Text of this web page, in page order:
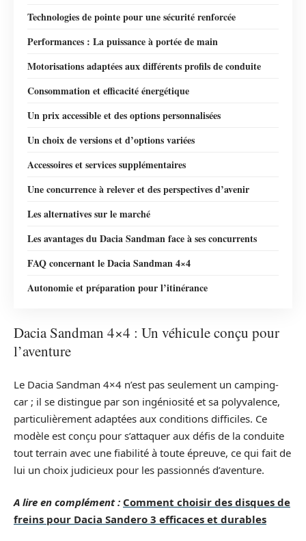
Technologies de pointe pour une sécurité renforcée
Performances : La puissance à portée de main
Motorisations adaptées aux différents profils de conduite
Consommation et efficacité énergétique
Un prix accessible et des options personnalisées
Un choix de versions et d’options variées
Accessoires et services supplémentaires
Une concurrence à relever et des perspectives d’avenir
Les alternatives sur le marché
Les avantages du Dacia Sandman face à ses concurrents
FAQ concernant le Dacia Sandman 4×4
Autonomie et préparation pour l’itinérance
Dacia Sandman 4×4 : Un véhicule conçu pour
l’aventure
Le Dacia Sandman 4×4 n’est pas seulement un camping-
car ; il se distingue par son ingéniosité et sa polyvalence,
particulièrement adaptées aux conditions difficiles. Ce
modèle est conçu pour s’attaquer aux défis de la conduite
tout terrain avec une fiabilité à toute épreuve, ce qui fait de
lui un choix judicieux pour les passionnés d’aventure.
A lire en complément : Comment choisir des disques de
freins pour Dacia Sandero 3 efficaces et durables